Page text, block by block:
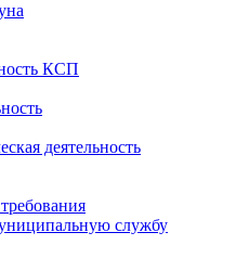
КСП
деятельность
службу